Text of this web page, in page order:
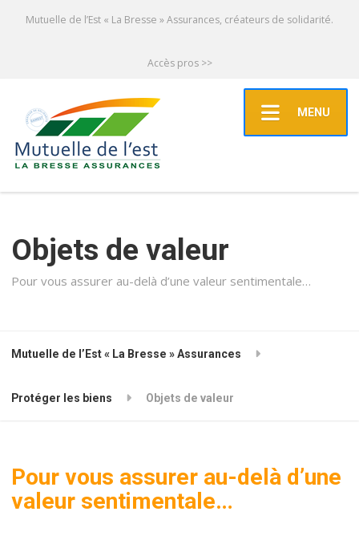
Mutuelle de l’Est « La Bresse » Assurances, créateurs de solidarité.
Accès pros >>
MENU
Objets de valeur
Pour vous assurer au-delà d’une valeur sentimentale…
Mutuelle de l’Est « La Bresse » Assurances
Protéger les biens Objets de valeur
Pour vous assurer au-delà d’une
valeur sentimentale…